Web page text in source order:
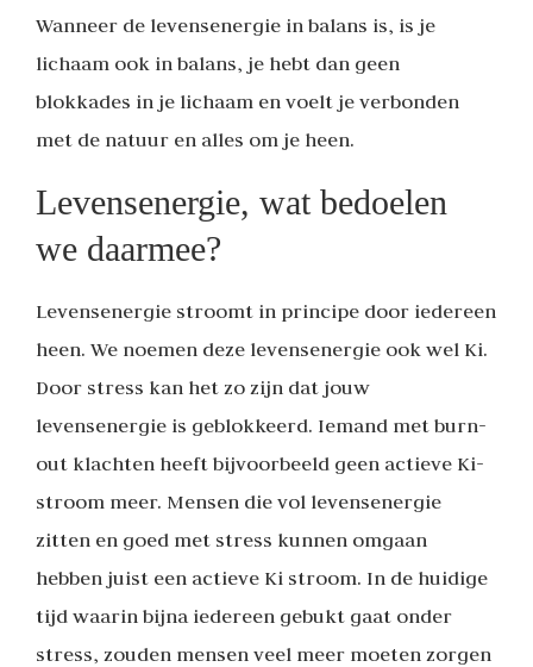
Wanneer de levensenergie in balans is, is je
lichaam ook in balans, je hebt dan geen
blokkades in je lichaam en voelt je verbonden
met de natuur en alles om je heen.
Levensenergie, wat bedoelen
we daarmee?
Levensenergie stroomt in principe door iedereen
heen. We noemen deze levensenergie ook wel Ki.
Door stress kan het zo zijn dat jouw
levensenergie is geblokkeerd. Iemand met burn-
out klachten heeft bijvoorbeeld geen actieve Ki-
stroom meer. Mensen die vol levensenergie
zitten en goed met stress kunnen omgaan
hebben juist een actieve Ki stroom. In de huidige
tijd waarin bijna iedereen gebukt gaat onder
stress, zouden mensen veel meer moeten zorgen